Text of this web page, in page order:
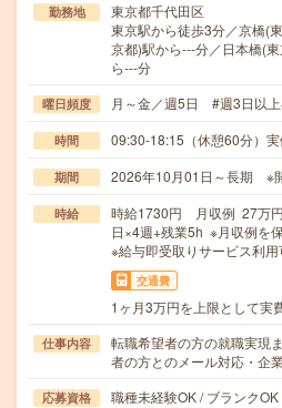
勤務地
東京都千代田区
東京駅から徒歩3分／京橋(
京都)駅から---分／日本橋(
ら---分
曜日頻度 月～金／週5日 #週3日以
時間 09:30-18:15（休憩60分）実
期間 2026年10月01日～長期 ※
時給
時給1730円 月収例 27万
日×4週+残業5h ※月収例を
※給与即受取りサービス利用
交通費
1ヶ月3万円を上限として実
仕事内容
転職希望者の方の就職実現
者の方とのメール対応・企
応募資格
職種未経験OK / ブランク